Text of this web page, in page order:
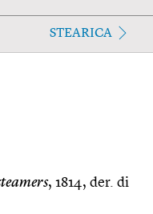
STEARICA
, 1814, der. di